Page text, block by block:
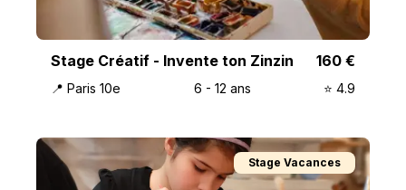
Stage Créatif - Invente ton Zinzin 160 €
📍 Paris 10e 6 - 12 ans ⭐️ 4.9
Stage Vacances